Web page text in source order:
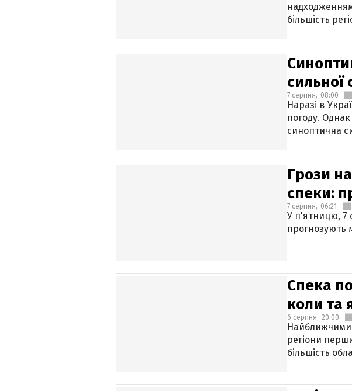
більшість
сильної
7 серпня, 08:00
Наразі в
погоду.
синоптична
Грози
спеки:
7 серпня, 06:21
У п'ятницю, 7
прогнозують
Спека
коли та
6 серпня, 20:00
Найближчими
регіони
більшість